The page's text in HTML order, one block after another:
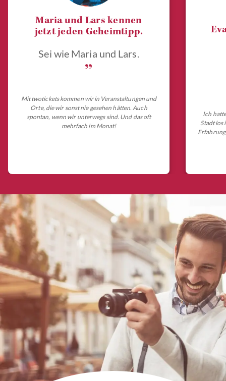
Maria und Lars kennen
jetzt jeden Geheimtipp.
Sei wie Maria und Lars.
„
Mit twotickets kommen wir in Veranstaltungen und
Orte, die wir sonst nie gesehen hätten. Auch
spontan, wenn wir unterwegs sind. Und das oft
mehrfach im Monat!
Ich
Stadt los